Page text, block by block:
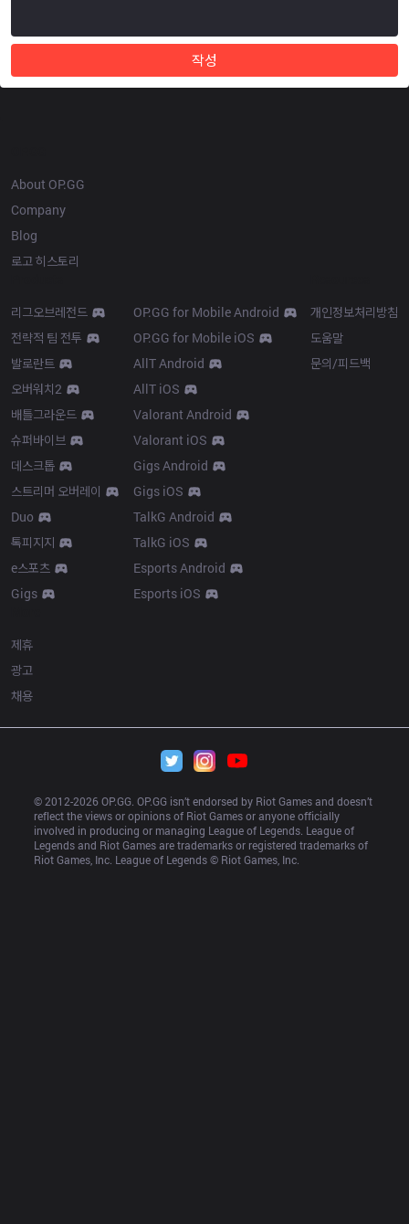
작성
About OP.GG
Company
Blog
로고 히스토리
리그오브레전드
전략적 팀 전투
발로란트
오버워치2
배틀그라운드
슈퍼바이브
데스크톱
스트리머 오버레이
Duo
톡피지지
e스포츠
Gigs
OP.GG for Mobile Android
OP.GG for Mobile iOS
AllT Android
AllT iOS
Valorant Android
Valorant iOS
Gigs Android
Gigs iOS
TalkG Android
TalkG iOS
Esports Android
Esports iOS
개인정보처리방침
도움말
문의/피드백
제휴
광고
채용
© 2012-2026 OP.GG. OP.GG isn’t endorsed by Riot Games and doesn’t
reflect the views or opinions of Riot Games or anyone officially
involved in producing or managing League of Legends. League of
Legends and Riot Games are trademarks or registered trademarks of
Riot Games, Inc. League of Legends © Riot Games, Inc.